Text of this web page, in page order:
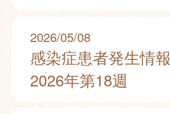
2026/05/08
感染症患者発生情報
2026年第18週